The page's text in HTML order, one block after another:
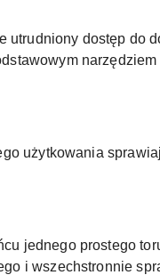
dostęp do
użytkowania
jednego prostego
i wszechstronnie